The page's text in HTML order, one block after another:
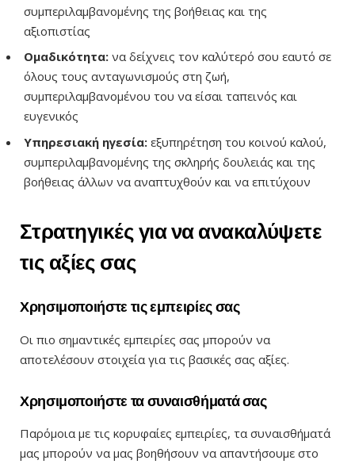
συμπεριλαμβανομένης της βοήθειας και της
αξιοπιστίας
Ομαδικότητα: να δείχνεις τον καλύτερό σου εαυτό σε
όλους τους ανταγωνισμούς στη ζωή,
συμπεριλαμβανομένου του να είσαι ταπεινός και
ευγενικός
Υπηρεσιακή ηγεσία: εξυπηρέτηση του κοινού καλού,
συμπεριλαμβανομένης της σκληρής δουλειάς και της
βοήθειας άλλων να αναπτυχθούν και να επιτύχουν
Στρατηγικές για να ανακαλύψετε
τις αξίες σας
Χρησιμοποιήστε τις εμπειρίες σας
Οι πιο σημαντικές εμπειρίες σας μπορούν να
αποτελέσουν στοιχεία για τις βασικές σας αξίες.
Χρησιμοποιήστε τα συναισθήματά σας
Παρόμοια με τις κορυφαίες εμπειρίες, τα συναισθήματά
μας μπορούν να μας βοηθήσουν να απαντήσουμε στο